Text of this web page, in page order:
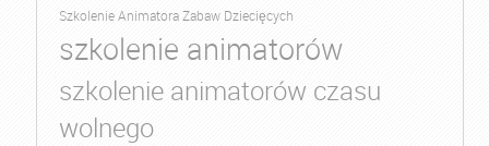
Szkolenie Animatora Zabaw Dziecięcych
szkolenie animatorów
szkolenie animatorów czasu
wolnego